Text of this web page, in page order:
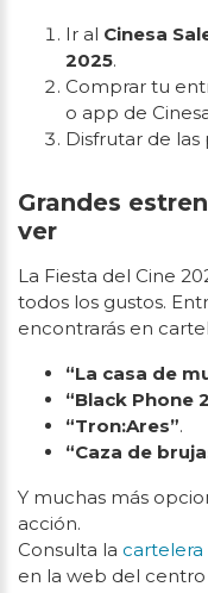
Ir al Cinesa
2025.
Comprar tu
o app de
Disfrutar de
Grandes
ver
La Fiesta del Cine
todos los gustos.
encontrarás en
“La casa de
“Black Phone
“Tron:Ares”.
“Caza de
Y muchas más
acción.
Consulta la
en la web del